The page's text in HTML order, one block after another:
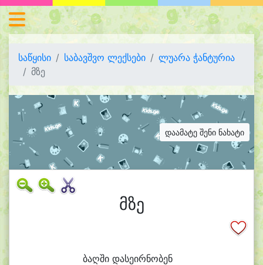
საწყისი საბავშვო ლექსები
ლუარა ჭანტურია
მზე
დაამატე შენი ნახატი
მზე
ბაღში დასეირნობენ